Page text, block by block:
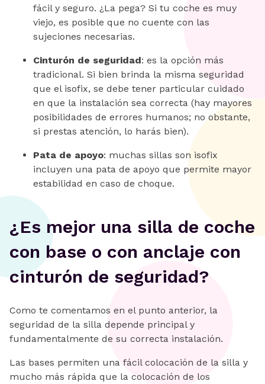
fácil y seguro. ¿La pega? Si tu coche es muy
viejo, es posible que no cuente con las
sujeciones necesarias.
Cinturón de seguridad: es la opción más
tradicional. Si bien brinda la misma seguridad
que el isofix, se debe tener particular cuidado
en que la instalación sea correcta (hay mayores
posibilidades de errores humanos; no obstante,
si prestas atención, lo harás bien).
Pata de apoyo: muchas sillas son isofix
incluyen una pata de apoyo que permite mayor
estabilidad en caso de choque.
¿Es mejor una silla de coche
con base o con anclaje con
cinturón de seguridad?
Como te comentamos en el punto anterior, la
seguridad de la silla depende principal y
fundamentalmente de su correcta instalación.
Las bases permiten una fácil colocación de la silla y
mucho más rápida que la colocación de los